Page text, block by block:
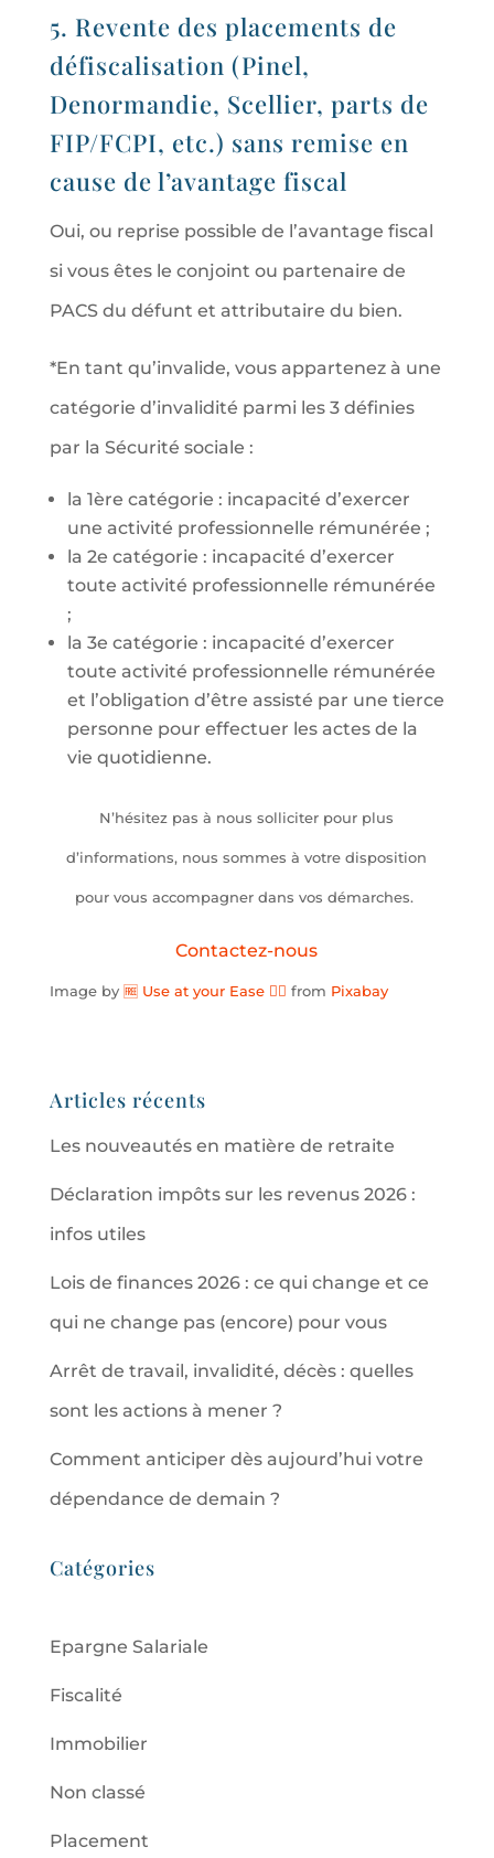
5. Revente des placements de
défiscalisation (Pinel,
Denormandie, Scellier, parts de
FIP/FCPI, etc.) sans remise en
cause de l’avantage fiscal
Oui, ou reprise possible de l’avantage fiscal
si vous êtes le conjoint ou partenaire de
PACS du défunt et attributaire du bien.
*En tant qu’invalide, vous appartenez à une
catégorie d’invalidité parmi les 3 définies
par la Sécurité sociale :
la 1ère catégorie : incapacité d’exercer
une activité professionnelle rémunérée ;
la 2e catégorie : incapacité d’exercer
toute activité professionnelle rémunérée
;
la 3e catégorie : incapacité d’exercer
toute activité professionnelle rémunérée
et l’obligation d’être assisté par une tierce
personne pour effectuer les actes de la
vie quotidienne.
N’hésitez pas à nous solliciter pour plus
d’informations, nous sommes à votre disposition
pour vous accompagner dans vos démarches.
Contactez-nous
Image by 🆓 Use at your Ease 👌🏼 from Pixabay
Articles récents
Les nouveautés en matière de retraite
Déclaration impôts sur les revenus 2026 :
infos utiles
Lois de finances 2026 : ce qui change et ce
qui ne change pas (encore) pour vous
Arrêt de travail, invalidité, décès : quelles
sont les actions à mener ?
Comment anticiper dès aujourd’hui votre
dépendance de demain ?
Catégories
Epargne Salariale
Fiscalité
Immobilier
Non classé
Placement